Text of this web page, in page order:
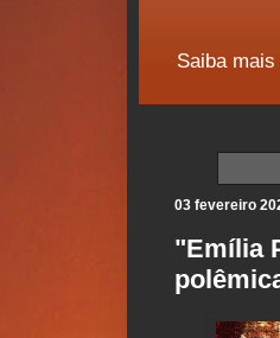
Saiba
03 fevereiro
"Emília